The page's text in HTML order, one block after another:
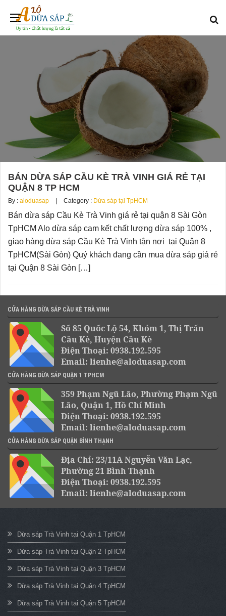
BÁN DỪA SÁP CẦU KÈ TRÀ VINH GIÁ RẺ TẠI
QUẬN 8 TP HCM
By : aloduasap Category : Dừa sáp tại TpHCM
Bán dừa sáp Cầu Kè Trà Vinh giá rẻ tại quận 8 Sài Gòn
TpHCM Alo dừa sáp cam kết chất lượng dừa sáp 100% ,
giao hàng dừa sáp Cầu Kè Trà Vinh tận nơi tại Quận 8
TpHCM(Sài Gòn) Quý khách đang cần mua dừa sáp giá rẻ
tại Quận 8 Sài Gòn […]
CỬA HÀNG DỪA SÁP CẦU KÈ TRÀ VINH
Số 85 Quốc Lộ 54, Khóm 1, Thị Trấn
Cầu Kè, Huyện Cầu Kè
Điện Thoại: 0938.192.595
Email: lienhe@aloduasap.com
CỬA HÀNG DỪA SÁP QUẬN 1 TPHCM
359 Phạm Ngũ Lão, Phường Phạm Ngũ
Lão, Quận 1, Hồ Chí Minh
Điện Thoại: 0938.192.595
Email: lienhe@aloduasap.com
CỬA HÀNG DỪA SÁP QUẬN BÌNH THẠNH
Địa Chỉ: 23/11A Nguyễn Văn Lạc,
Phường 21 Bình Thạnh
Điện Thoại: 0938.192.595
Email: lienhe@aloduasap.com
Dừa sáp Trà Vinh tại Quận 1 TpHCM
Dừa sáp Trà Vinh tại Quận 2 TpHCM
Dừa sáp Trà Vinh tại Quận 3 TpHCM
Dừa sáp Trà Vinh tại Quận 4 TpHCM
Dừa sáp Trà Vinh tại Quận 5 TpHCM